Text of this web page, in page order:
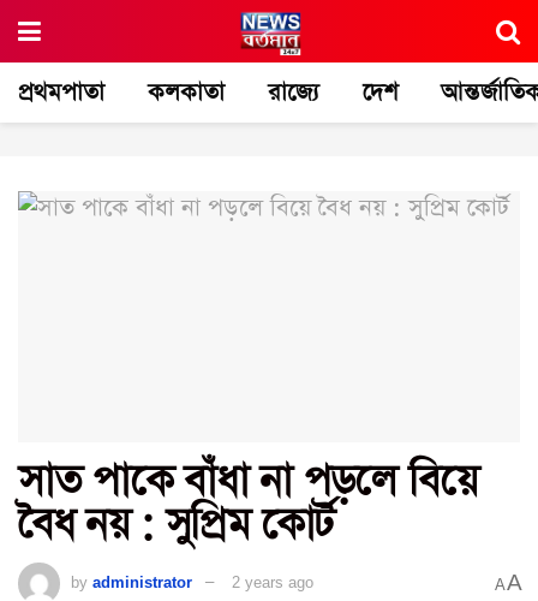
প্রথমপাতা কলকাতা রাজ্যে দেশ
সাত পাকে বাঁধা না পড়লে বিয়ে
বৈধ নয় : সুপ্রিম কোর্ট
by administrator 2 years ago AA